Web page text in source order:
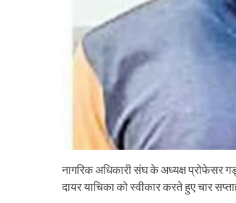
नागरिक अधिकारी संघ के अध्यक्ष प्रोफेसर
दायर याचिका को स्वीकार करते हुए चार